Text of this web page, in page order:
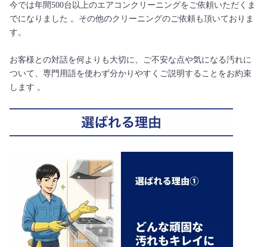
今では年間500台以上のエアコンクリーニングをご依頼いただくま
でになりました 。その他のクリーニングのご依頼も頂いておりま
す。
お客様との対話を何よりも大切に、ご不安な点や気になる汚れに
ついて、専門用語を使わず分かりやすくご説明することをお約束
します 。